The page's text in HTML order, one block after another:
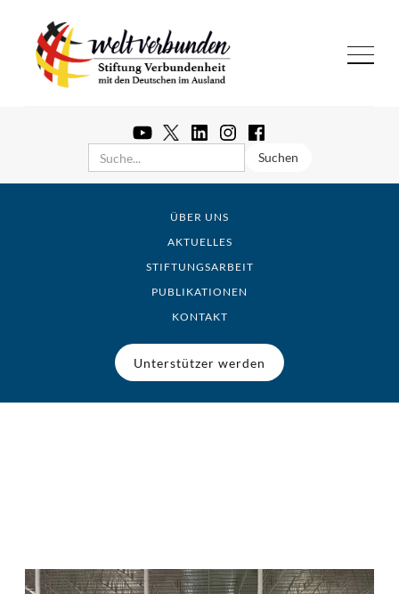
ÜBER UNS
AKTUELLES
STIFTUNGSARBEIT
PUBLIKATIONEN
KONTAKT
Unterstützer werden